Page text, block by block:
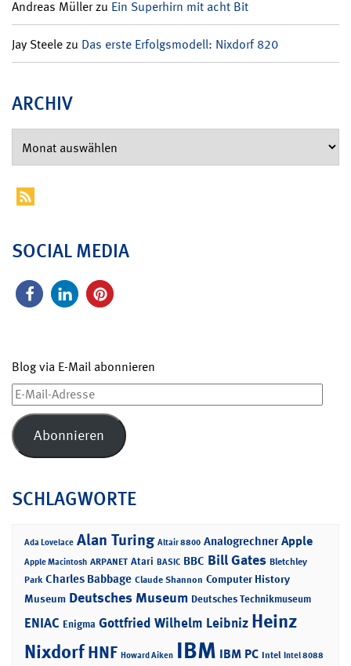
Andreas Müllerzu Ein Superhirn mit acht Bit
Jay Steelezu Das erste Erfolgsmodell: Nixdorf 820
ARCHIV
SOCIAL MEDIA
Blog via E-Mail abonnieren
E-
Mail-
Adresse
Abonnieren
SCHLAGWORTE
Ada Lovelace Alan Turing Altair 8800 Analogrechner Apple
Apple Macintosh ARPANET Atari BASIC BBC Bill Gates Bletchley
Park Charles Babbage Claude Shannon Computer History
Museum Deutsches Museum Deutsches Technikmuseum
ENIAC Enigma Gottfried Wilhelm Leibniz Heinz
NixdorfHNF Howard Aiken IBM IBM PC Intel Intel 8088